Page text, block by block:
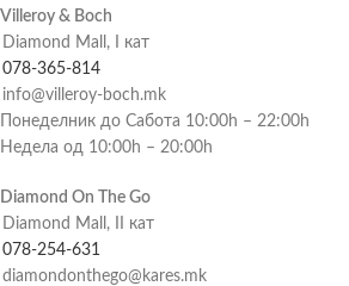
Villeroy & Boch
Diamond Mall, I кат
078-365-814
info@villeroy-boch.mk
Понеделник до Сабота 10:00h – 22:00h
Недела од 10:00h – 20:00h
Diamond On The Go
Diamond Mall, II кат
078-254-631
diamondonthego@kares.mk